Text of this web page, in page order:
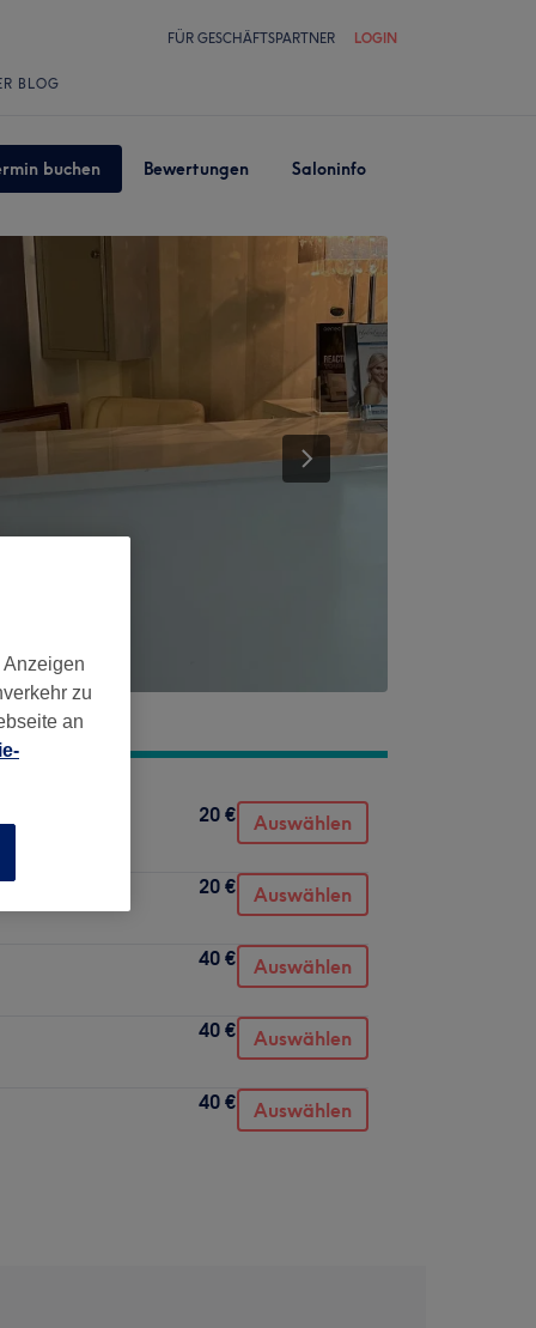
FÜR GESCHÄFTSPARTNER LOGIN
BLOG
buchen Bewertungen Saloninfo
20 € Auswählen
20 € Auswählen
40 € Auswählen
40 € Auswählen
40 € Auswählen
zu
an